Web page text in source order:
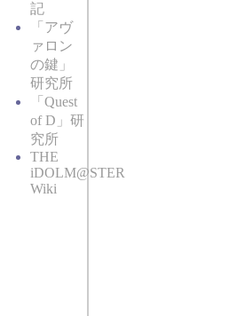
記
「アヴ
ァロン
の鍵」
研究所
「Quest
of D」研
究所
THE
iDOLM@STER
Wiki